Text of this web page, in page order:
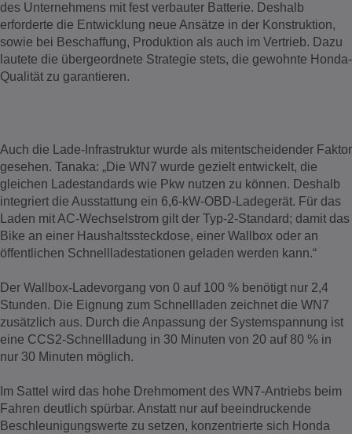
des Unternehmens mit fest verbauter Batterie. Deshalb
erforderte die Entwicklung neue Ansätze in der Konstruktion,
sowie bei Beschaffung, Produktion als auch im Vertrieb. Dazu
lautete die übergeordnete Strategie stets, die gewohnte Honda-
Qualität zu garantieren.
Auch die Lade-Infrastruktur wurde als mitentscheidender Faktor
gesehen. Tanaka: „Die WN7 wurde gezielt entwickelt, die
gleichen Ladestandards wie Pkw nutzen zu können. Deshalb
integriert die Ausstattung ein 6,6-kW-OBD-Ladegerät. Für das
Laden mit AC-Wechselstrom gilt der Typ-2-Standard; damit das
Bike an einer Haushaltssteckdose, einer Wallbox oder an
öffentlichen Schnellladestationen geladen werden kann.“
Der Wallbox-Ladevorgang von 0 auf 100 % benötigt nur 2,4
Stunden. Die Eignung zum Schnellladen zeichnet die WN7
zusätzlich aus. Durch die Anpassung der Systemspannung ist
eine CCS2-Schnellladung in 30 Minuten von 20 auf 80 % in
nur 30 Minuten möglich.
Im Sattel wird das hohe Drehmoment des WN7-Antriebs beim
Fahren deutlich spürbar. Anstatt nur auf beeindruckende
Beschleunigungswerte zu setzen, konzentrierte sich Honda